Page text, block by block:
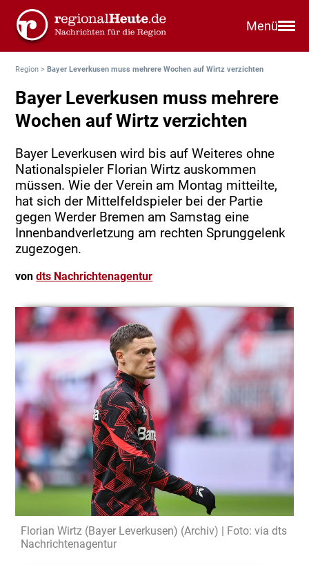
Menü
Region >Bayer Leverkusen muss mehrere Wochen auf Wirtz verzichten
Bayer Leverkusen muss mehrere
Wochen auf Wirtz verzichten
Bayer Leverkusen wird bis auf Weiteres ohne
Nationalspieler Florian Wirtz auskommen
müssen. Wie der Verein am Montag mitteilte,
hat sich der Mittelfeldspieler bei der Partie
gegen Werder Bremen am Samstag eine
Innenbandverletzung am rechten Sprunggelenk
zugezogen.
vondts Nachrichtenagentur
Florian Wirtz (Bayer Leverkusen) (Archiv) | Foto: via dts
Nachrichtenagentur